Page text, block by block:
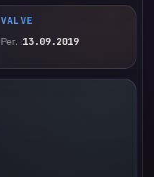
VALVE
Рег. 13.09.2019